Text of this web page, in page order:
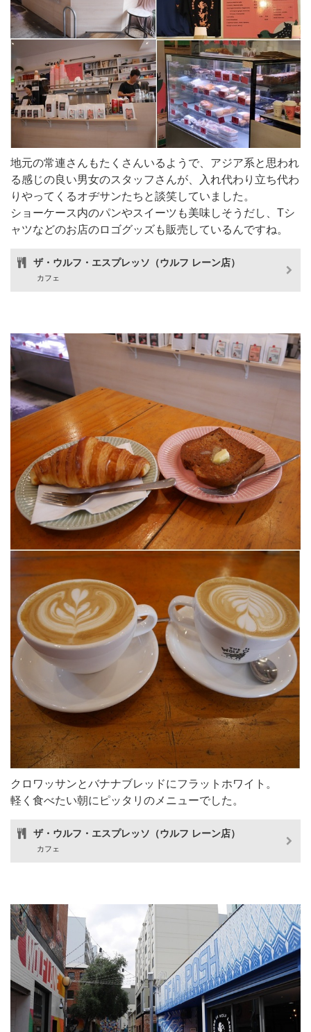
地元の常連さんもたくさんいるようで、アジア系と思われ
る感じの良い男女のスタッフさんが、入れ代わり立ち代わ
りやってくるオヂサンたちと談笑していました。
ショーケース内のパンやスイーツも美味しそうだし、Tシ
ャツなどのお店のロゴグッズも販売しているんですね。
ザ・ウルフ・エスプレッソ（ウルフ レーン店）
カフェ
クロワッサンとバナナブレッドにフラットホワイト。
軽く食べたい朝にピッタリのメニューでした。
ザ・ウルフ・エスプレッソ（ウルフ レーン店）
カフェ